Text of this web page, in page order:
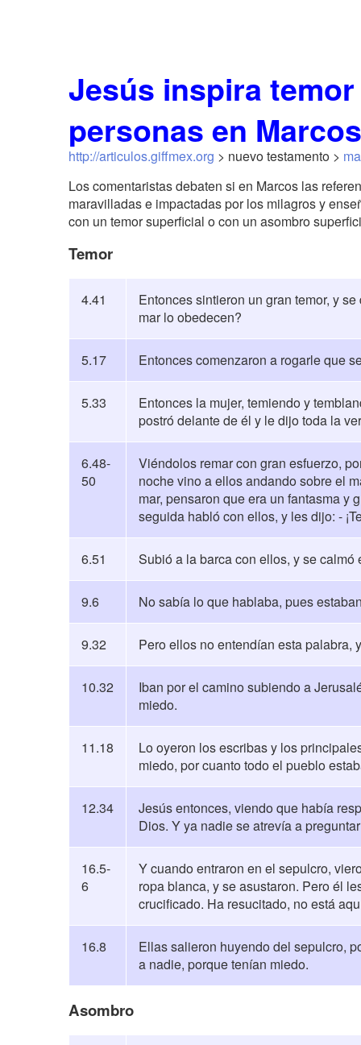
Jesús inspira
personas en Marcos
http://articulos.giffmex.org > nuevo testamento >
Los comentaristas debaten si en Marcos las
maravilladas e impactadas por los milagros y
con un temor superficial o con un asombro
Temor
4.41
Entonces sintieron un gran temor, y
mar lo obedecen?
5.17 Entonces comenzaron a rogarle que
5.33
Entonces la mujer, temiendo y
postró delante de él y le dijo toda la
6.48-
50
Viéndolos remar con gran esfuerzo,
noche vino a ellos andando sobre el
mar, pensaron que era un fantasma y
seguida habló con ellos, y les dijo: -
6.51 Subió a la barca con ellos, y se
9.6 No sabía lo que hablaba, pues
9.32 Pero ellos no entendían esta palabra,
10.32
Iban por el camino subiendo a
miedo.
11.18
Lo oyeron los escribas y los
miedo, por cuanto todo el pueblo
12.34
Jesús entonces, viendo que había
Dios. Y ya nadie se atrevía a
16.5-
6
Y cuando entraron en el sepulcro,
ropa blanca, y se asustaron. Pero él
crucificado. Ha resucitado, no está
16.8
Ellas salieron huyendo del sepulcro,
a nadie, porque tenían miedo.
Asombro